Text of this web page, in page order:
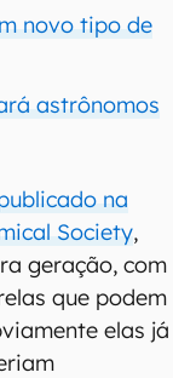
novo tipo de
astrônomos
na
Society,
geração, com
que podem
elas já